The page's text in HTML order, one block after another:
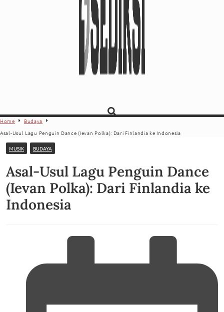
Home
Budaya
Asal-Usul Lagu Penguin Dance (Ievan Polka): Dari Finlandia ke Indonesia
MUSIK BUDAYA
Asal-Usul Lagu Penguin Dance
(Ievan Polka): Dari Finlandia ke
Indonesia